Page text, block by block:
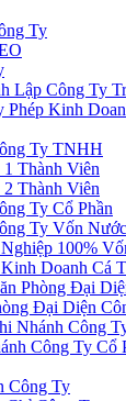
Ty
Lập Công Ty
Phép Kinh
Ty TNHH
Thành Viên
Thành Viên
Ty Cổ Phần
Ty Vốn
100%
Doanh Cá
Phòng Đại
Đại Diện
Nhánh Công
Công Ty Cổ
Công Ty